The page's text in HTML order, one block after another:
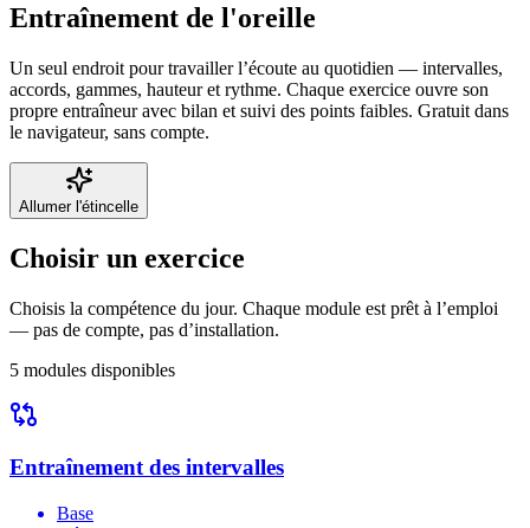
Entraînement de l'oreille
Un seul endroit pour travailler l’écoute au quotidien — intervalles,
accords, gammes, hauteur et rythme. Chaque exercice ouvre son
propre entraîneur avec bilan et suivi des points faibles. Gratuit dans
le navigateur, sans compte.
Allumer l'étincelle
Choisir un exercice
Choisis la compétence du jour. Chaque module est prêt à l’emploi
— pas de compte, pas d’installation.
5 modules disponibles
Entraînement des intervalles
Base